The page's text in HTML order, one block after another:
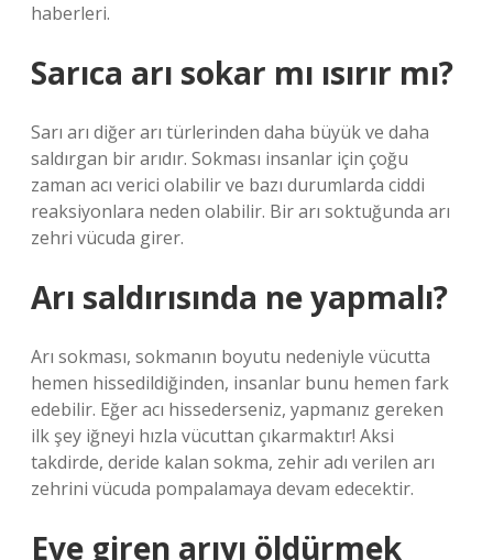
haberleri.
Sarıca arı sokar mı ısırır mı?
Sarı arı diğer arı türlerinden daha büyük ve daha
saldırgan bir arıdır. Sokması insanlar için çoğu
zaman acı verici olabilir ve bazı durumlarda ciddi
reaksiyonlara neden olabilir. Bir arı soktuğunda arı
zehri vücuda girer.
Arı saldırısında ne yapmalı?
Arı sokması, sokmanın boyutu nedeniyle vücutta
hemen hissedildiğinden, insanlar bunu hemen fark
edebilir. Eğer acı hissederseniz, yapmanız gereken
ilk şey iğneyi hızla vücuttan çıkarmaktır! Aksi
takdirde, deride kalan sokma, zehir adı verilen arı
zehrini vücuda pompalamaya devam edecektir.
Eve giren arıyı öldürmek